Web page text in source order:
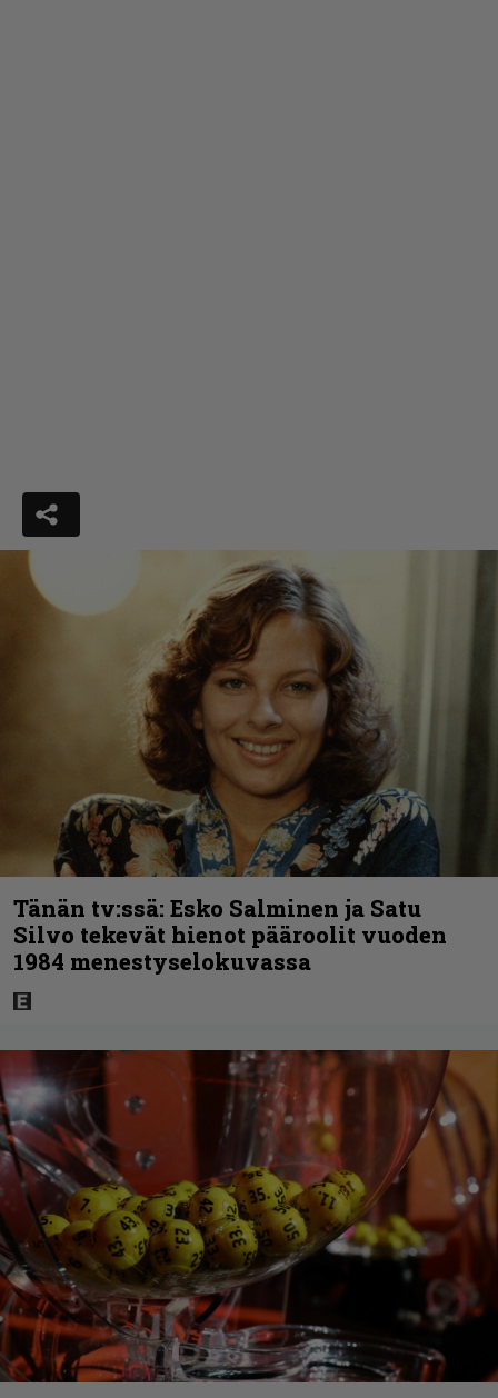
Tänän tv:ssä: Esko Salminen ja Satu
Silvo tekevät hienot pääroolit vuoden
1984 menestyselokuvassa